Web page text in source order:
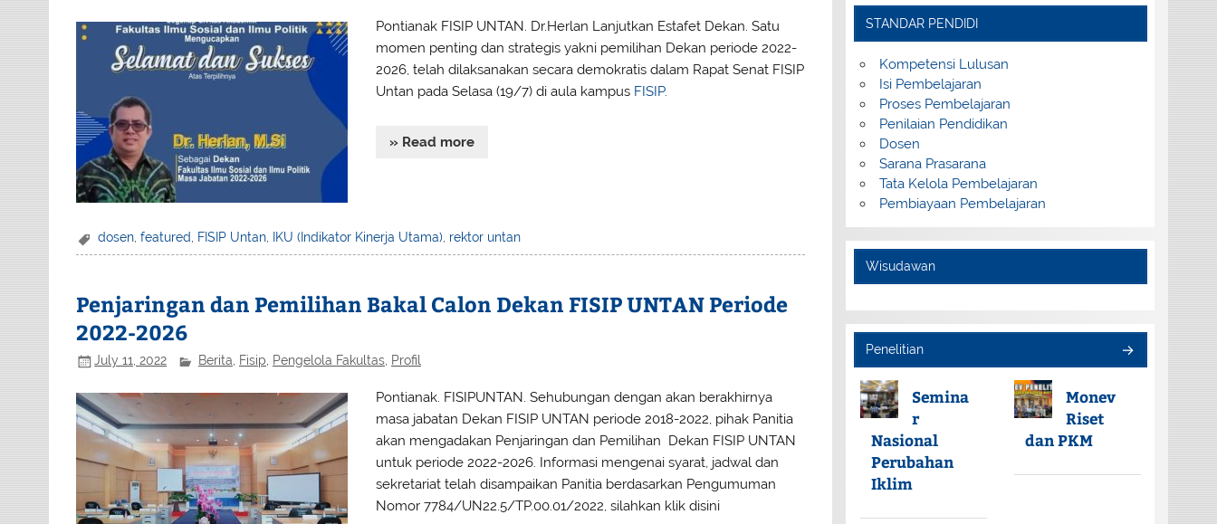
Pontianak FISIP UNTAN. Dr.Herlan Lanjutkan Estafet Dekan. Satu
momen penting dan strategis yakni pemilihan Dekan periode 2022-
2026, telah dilaksanakan secara demokratis dalam Rapat Senat FISIP
Untan pada Selasa (19/7) di aula kampus FISIP.
» Read more
dosen,featured, FISIP Untan, IKU (Indikator Kinerja Utama), rektor untan
Penjaringan dan Pemilihan Bakal Calon Dekan FISIP UNTAN Periode
2022-2026
July 11, 2022 Berita, Fisip, Pengelola Fakultas, Profil
Pontianak. FISIPUNTAN. Sehubungan dengan akan berakhirnya
masa jabatan Dekan FISIP UNTAN periode 2018-2022, pihak Panitia
akan mengadakan Penjaringan dan Pemilihan Dekan FISIP UNTAN
untuk periode 2022-2026. Informasi mengenai syarat, jadwal dan
sekretariat telah disampaikan Panitia berdasarkan Pengumuman
Nomor 7784/UN22.5/TP.00.01/2022, silahkan klik disini
STANDAR PENDIDI
Kompetensi Lulusan
Isi Pembelajaran
Proses Pembelajaran
Penilaian Pendidikan
Dosen
Sarana Prasarana
Tata Kelola Pembelajaran
Pembiayaan Pembelajaran
Wisudawan
Penelitian
Semina
r
Nasional
Perubahan
Iklim
Monev
Riset
dan PKM